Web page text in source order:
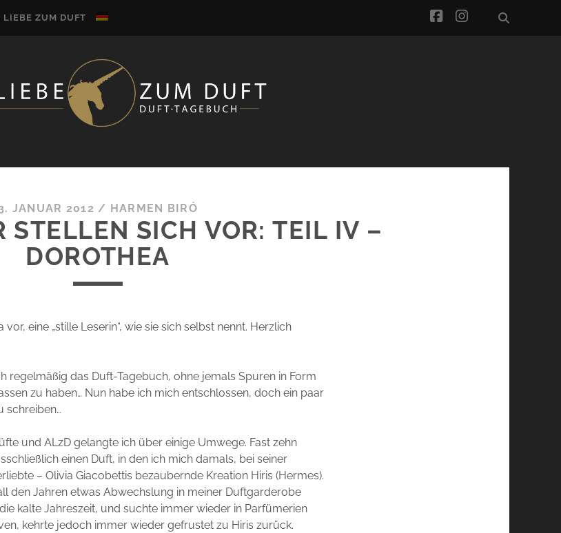
LIEBE ZUM DUFT facebook
instagram
JANUAR 2012 / HARMEN BIRÓ
STELLEN SICH VOR: TEIL IV –
DOROTHEA
eine „stille Leserin“, wie sie sich selbst nennt. Herzlich
regelmäßig das Duft-Tagebuch, ohne jemals Spuren in Form
zu haben… Nun habe ich mich entschlossen, doch ein paar
schreiben…
und ALzD gelangte ich über einige Umwege. Fast zehn
einen Duft, in den ich mich damals, bei seiner
– Olivia Giacobettis bezaubernde Kreation Hiris (Hermes).
den Jahren etwas Abwechslung in meiner Duftgarderobe
kalte Jahreszeit, und suchte immer wieder in Parfümerien
kehrte jedoch immer wieder gefrustet zu Hiris zurück.